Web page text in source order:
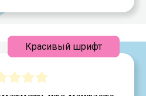
Красивый шрифт